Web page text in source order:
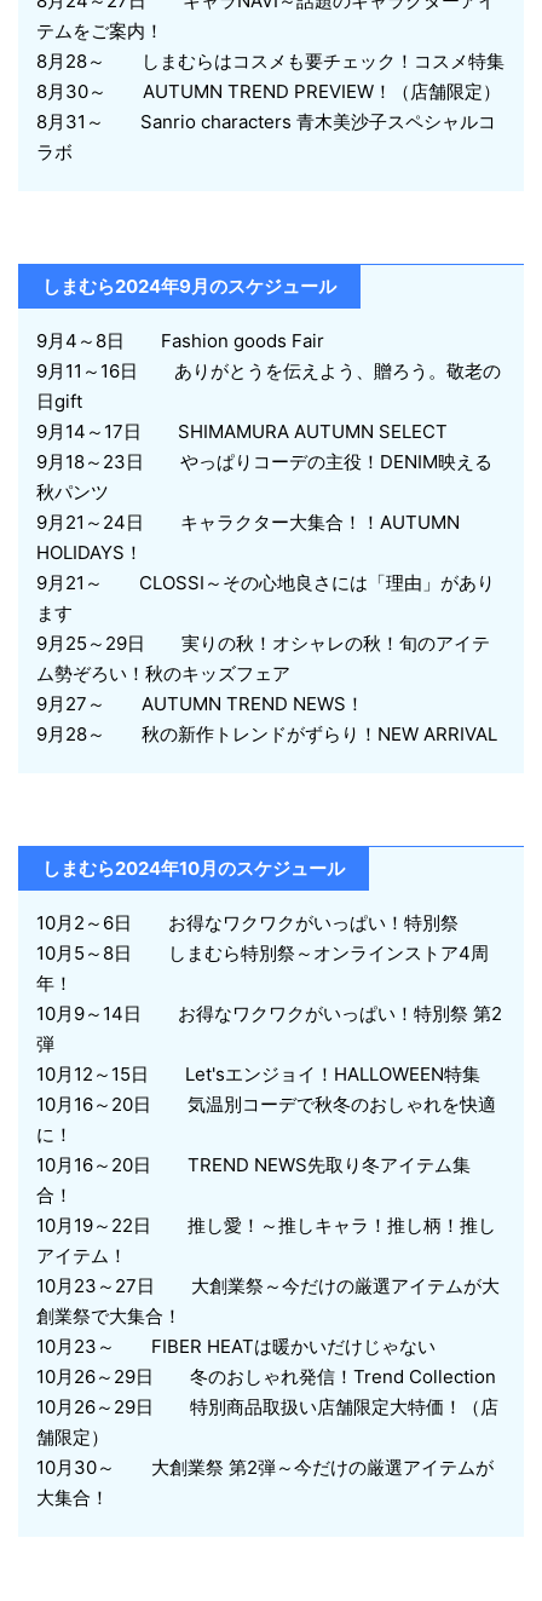
テムをご案内！
8月28～ しまむらはコスメも要チェック！コスメ特集
8月30～ AUTUMN TREND PREVIEW！（店舗限定）
8月31～ Sanrio characters 青木美沙子スペシャルコ
ラボ
しまむら2024年9月のスケジュール
9月4～8日 Fashion goods Fair
9月11～16日 ありがとうを伝えよう、贈ろう。敬老の
日gift
9月14～17日 SHIMAMURA AUTUMN SELECT
9月18～23日 やっぱりコーデの主役！DENIM映える
秋パンツ
9月21～24日 キャラクター大集合！！AUTUMN
HOLIDAYS！
9月21～ CLOSSI～その心地良さには「理由」があり
ます
9月25～29日 実りの秋！オシャレの秋！旬のアイテ
ム勢ぞろい！秋のキッズフェア
9月27～ AUTUMN TREND NEWS！
9月28～ 秋の新作トレンドがずらり！NEW ARRIVAL
しまむら2024年10月のスケジュール
10月2～6日 お得なワクワクがいっぱい！特別祭
10月5～8日 しまむら特別祭～オンラインストア4周
年！
10月9～14日 お得なワクワクがいっぱい！特別祭 第2
弾
10月12～15日 Let'sエンジョイ！HALLOWEEN特集
10月16～20日 気温別コーデで秋冬のおしゃれを快適
に！
10月16～20日 TREND NEWS先取り冬アイテム集
合！
10月19～22日 推し愛！～推しキャラ！推し柄！推し
アイテム！
10月23～27日 大創業祭～今だけの厳選アイテムが大
創業祭で大集合！
10月23～ FIBER HEATは暖かいだけじゃない
10月26～29日 冬のおしゃれ発信！Trend Collection
10月26～29日 特別商品取扱い店舗限定大特価！（店
舗限定）
10月30～ 大創業祭 第2弾～今だけの厳選アイテムが
大集合！